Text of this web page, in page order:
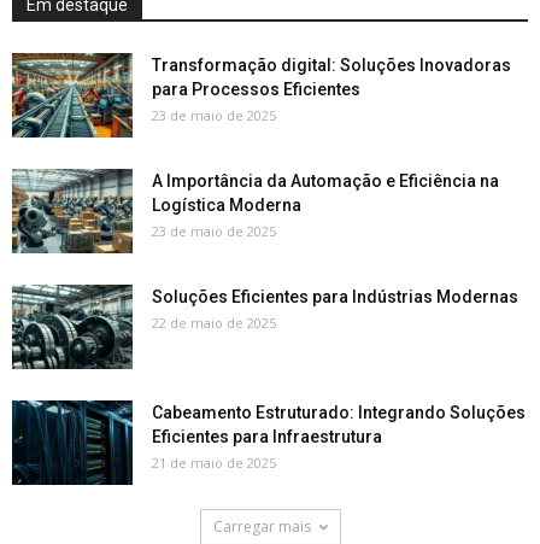
Em destaque
Transformação digital: Soluções Inovadoras
para Processos Eficientes
23 de maio de 2025
A Importância da Automação e Eficiência na
Logística Moderna
23 de maio de 2025
Soluções Eficientes para Indústrias Modernas
22 de maio de 2025
Cabeamento Estruturado: Integrando Soluções
Eficientes para Infraestrutura
21 de maio de 2025
Carregar mais